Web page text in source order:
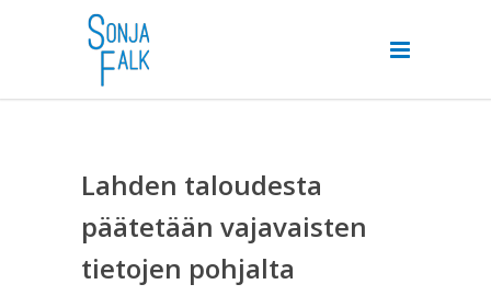
Lahden taloudesta
päätetään vajavaisten
tietojen pohjalta